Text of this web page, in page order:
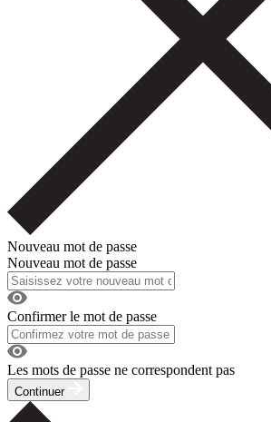
Nouveau mot de passe
Nouveau mot de passe
Confirmer le mot de passe
Les mots de passe ne correspondent pas
Continuer